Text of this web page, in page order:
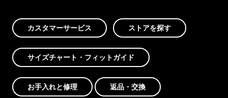
カスタマーサービス ストアを探す
サイズチャート・フィットガイド
お手入れと修理 返品・交換